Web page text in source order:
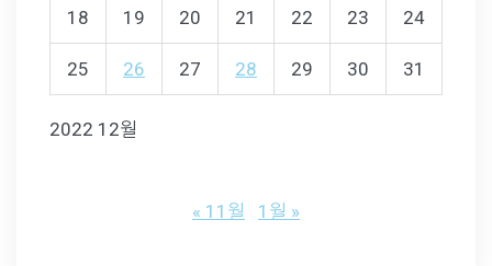
2022 12월
18 19 20 21 22 23 24
25 26 27 28 29 30 31
« 11월 1월 »